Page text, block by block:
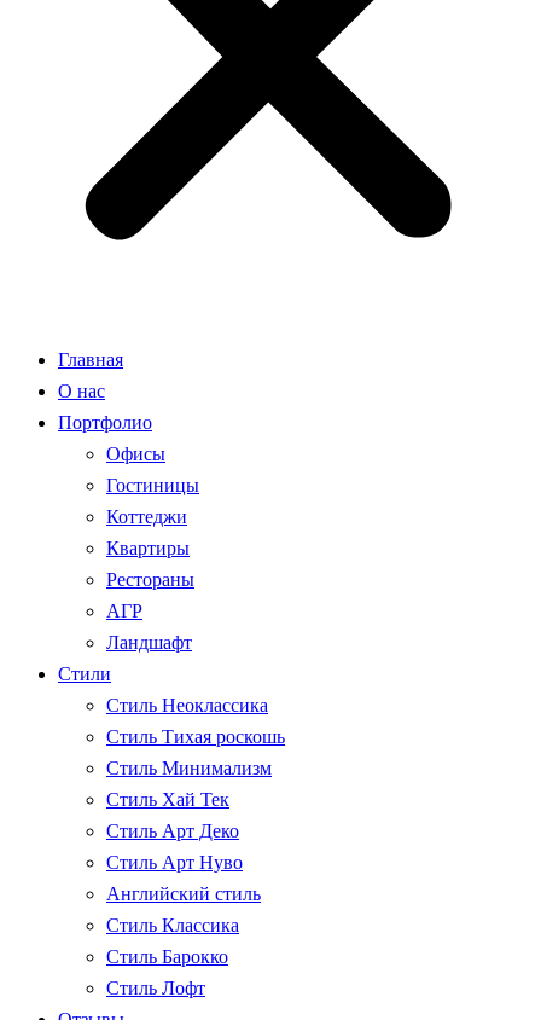
Главная
О нас
Портфолио
Офисы
Гостиницы
Коттеджи
Квартиры
Рестораны
АГР
Ландшафт
Стили
Стиль Неоклассика
Стиль Тихая роскошь
Стиль Минимализм
Стиль Хай Тек
Стиль Арт Деко
Стиль Арт Нуво
Английский стиль
Стиль Классика
Стиль Барокко
Стиль Лофт